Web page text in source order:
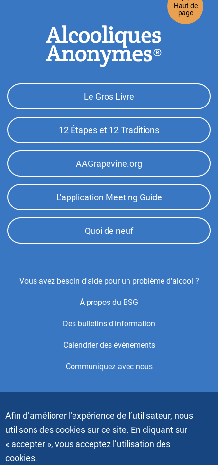
Haut de
page
Footer
Top
Menu
Le Gros Livre
12 Étapes et 12 Traditions
AAGrapevine.org
L'application Meeting Guide
Quoi de neuf
Footer
Vous avez besoin d'aide pour un problème d'alcool ?
À propos du BSG
Des bulletins d'information
Calendrier des évènements
Communiquez avec nous
Bureau des Services généraux (BSG) des Alcooliques
anonymes. Les vidéos et les images graphiques ne doivent
pas être téléchargées, copiées ou dupliquées sans
l’autorisation écrite d’Alcoholics Anonymous World Services,
Inc. L’image “Les personnages bleus” est une marque
Afin d’améliorer l’expérience de l’utilisateur, nous
utilisons des cookies sur ce site. En cliquant sur
« accepter », vous acceptez l’utilisation des
cookies.